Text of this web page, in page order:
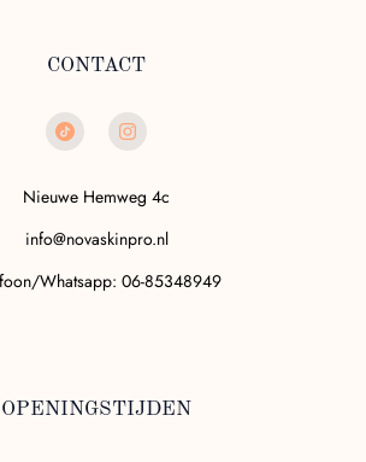
CONTACT
Nieuwe Hemweg 4c
info@novaskinpro.nl
Whatsapp: 06-85348949
OPENINGSTIJDEN